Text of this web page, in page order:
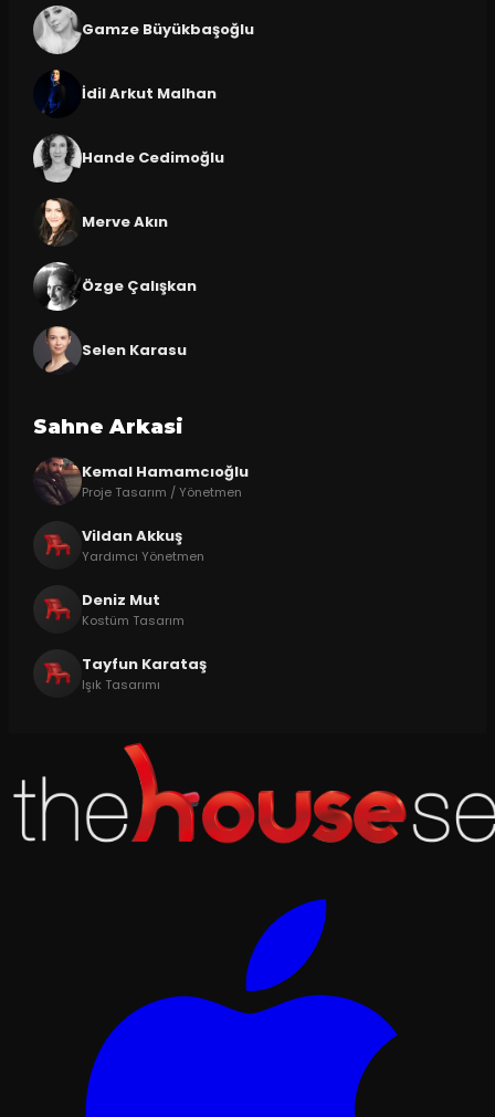
Gamze Büyükbaşoğlu
İdil Arkut Malhan
Hande Cedimoğlu
Merve Akın
Özge Çalışkan
Selen Karasu
Sahne Arkasi
Kemal Hamamcıoğlu
Proje Tasarım / Yönetmen
Vildan Akkuş
Yardımcı Yönetmen
Deniz Mut
Kostüm Tasarım
Tayfun Karataş
Işık Tasarımı